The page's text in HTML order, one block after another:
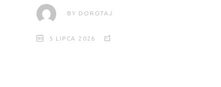
BY DOROTAJ
5 LIPCA 2026